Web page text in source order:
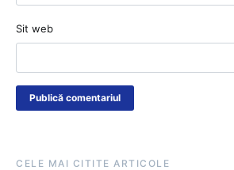
Sit web
CELE MAI CITITE ARTICOLE